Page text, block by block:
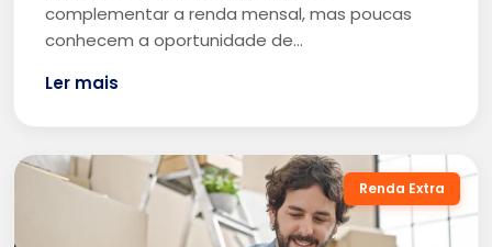
complementar a renda mensal, mas poucas
conhecem a oportunidade de…
Ler mais
Renda Extra